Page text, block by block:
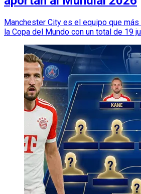
Manchester City es el equipo que
la Copa del Mundo con un total de 19